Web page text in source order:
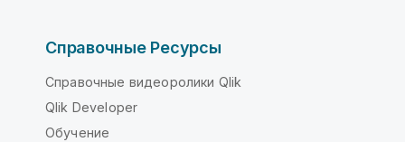
Справочные Ресурсы
Справочные видеоролики Qlik
Qlik Developer
Обучение